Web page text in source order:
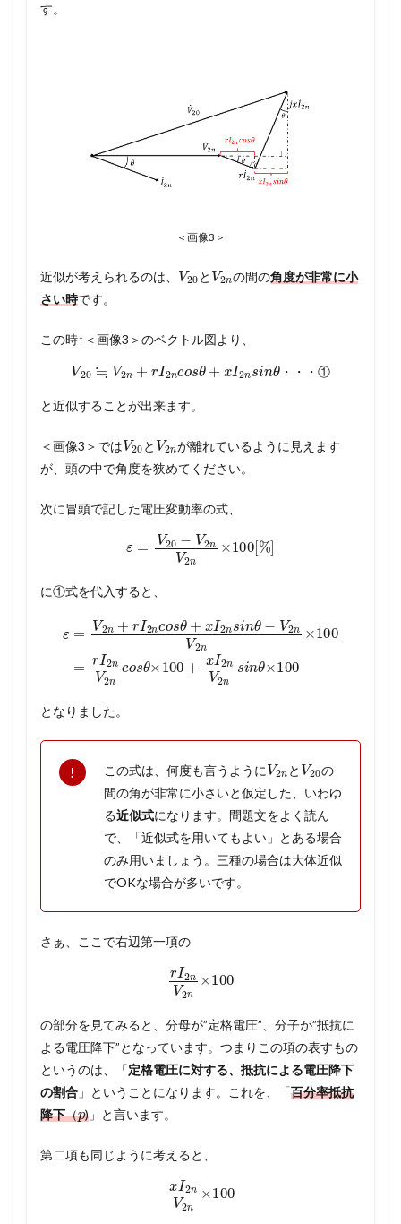
す。
＜画像3＞
近似が考えられるのは、
V20
と
V2
の間の角度が非常に小
さい時です。
この時↑＜画像3＞のベクトル図より、
V20 V2 + rI2n cosθ+x I2n inθ・ ①
と近似することが出来ます。
＜画像3＞では
V20
と
V2
が離れているように見えます
が、頭の中で角度を狭めてください。
次に冒頭で記した電圧変動率の式、
20− nV
に①式を代入すると、
rI2 c osθ +xI2n s nθ− 2nV ×100
2n o sθ× 100+ I 2nV 2nsin 100
となりました。
この式は、何度も言うように
V2
と
V20
の
間の角が非常に小さいと仮定した、いわゆ
る近似式になります。問題文をよく読ん
で、「近似式を用いてもよい」とある場合
のみ用いましょう。三種の場合は大体近似
でOKな場合が多いです。
さぁ、ここで右辺第一項の
2nV
の部分を見てみると、分母が”定格電圧”、分子が”抵抗に
よる電圧降下”となっています。つまりこの項の表すもの
というのは、「定格電圧に対する、抵抗による電圧降下
の割合 」ということになります。これを、「百分率抵抗
降下（
p
) 」と言います。
第二項も同じように考えると、
2nV